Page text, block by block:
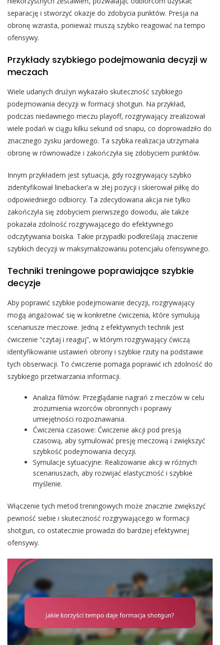
separację i stworzyć okazje do zdobycia punktów. Presja na
obronę wzrasta, ponieważ muszą szybko reagować na tempo
ofensywy.
Przykłady szybkiego podejmowania decyzji w
meczach
Wiele udanych drużyn wykazało skuteczność szybkiego
podejmowania decyzji w formacji shotgun. Na przykład,
podczas niedawnego meczu playoff, rozgrywający zrealizował
wiele podań w ciągu kilku sekund od snapu, co doprowadziło do
znacznego zysku jardowego. Ta szybka realizacja utrzymała
obronę w równowadze i zakończyła się zdobyciem punktów.
Innym przykładem jest sytuacja, gdy rozgrywający szybko
zidentyfikował linebacker’a w złej pozycji i skierował piłkę do
odpowiedniego odbiorcy. Ta zdecydowana akcja nie tylko
zakończyła się zdobyciem pierwszego dowodu, ale także
pokazała zdolność rozgrywającego do efektywnego
odczytywania boiska. Takie przypadki podkreślają znaczenie
szybkich decyzji w maksymalizowaniu potencjału ofensywnego.
Techniki treningowe poprawiające szybkie
decyzje
Aby poprawić szybkie podejmowanie decyzji, rozgrywający
mogą angażować się w konkretne ćwiczenia, które symulują
scenariusze meczowe. Jedną z efektywnych technik jest
ćwiczenie “czytaj i reaguj”, w którym rozgrywający ćwiczą
identyfikowanie ustawień obrony i szybkie rzuty na podstawie
tych obserwacji. To ćwiczenie pomaga poprawić ich zdolność do
szybkiego przetwarzania informacji.
Analiza filmów: Przeglądanie nagrań z meczów w celu
zrozumienia wzorców obronnych i poprawy
umiejętności rozpoznawania.
Ćwiczenia czasowe: Ćwiczenie akcji pod presją
czasową, aby symulować presję meczową i zwiększyć
szybkość podejmowania decyzji.
Symulacje sytuacyjne: Realizowanie akcji w różnych
scenariuszach, aby rozwijać elastyczność i szybkie
myślenie.
Włączenie tych metod treningowych może znacznie zwiększyć
pewność siebie i skuteczność rozgrywającego w formacji
shotgun, co ostatecznie prowadzi do bardziej efektywnej
ofensywy.